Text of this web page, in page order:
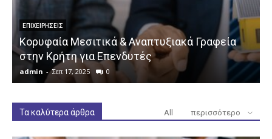
ΕΠΙΧΕΙΡΉΣΕΙΣ
Κορυφαία Μεσιτικά & Αναπτυξιακά Γραφεία
στην Κρήτη για Επενδυτές
admin - Σεπ 17, 2025 0
Τα καλύτερα άρθρα All περισσότερο